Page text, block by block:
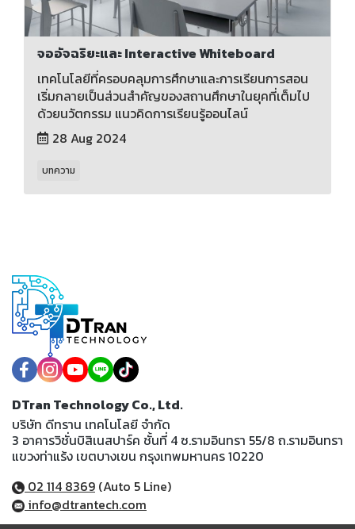
จออัจฉริยะและ Interactive Whiteboard
เทคโนโลยีที่ครอบคลุมการศึกษาและการเรียนการสอน
เริ่มกลายเป็นส่วนสำคัญของสถานศึกษาในยุคที่เต็มไป
ด้วยนวัตกรรม แนวคิดการเรียนรู้ออนไลน์
28 Aug 2024
บทความ
DTran Technology Co., Ltd.
บริษัท ดีทราน เทคโนโลยี จำกัด
3 อาคารวิชั่นบิสิเนสปาร์ค ชั้นที่ 4 ซ.รามอินทรา 55/8 ถ.รามอินทรา
แขวงท่าแร้ง เขตบางเขน กรุงเทพมหานคร 10220
02 114 8369 (Auto 5 Line)
info@dtrantech.com